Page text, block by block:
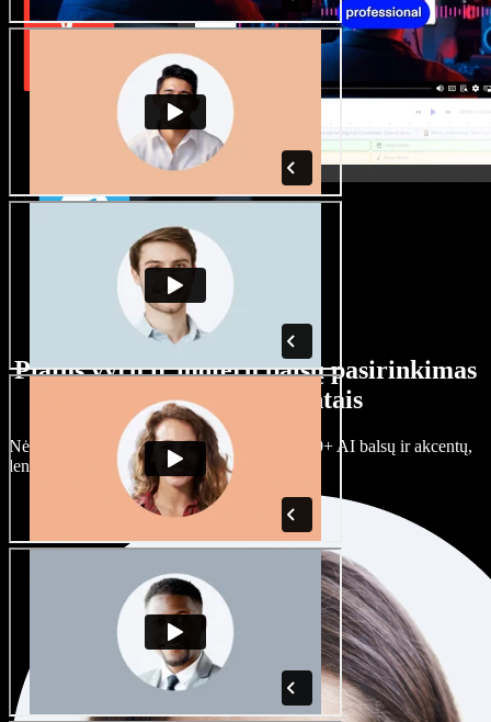
Platus vyrų ir moterų balsų pasirinkimas
su įvairiais akcentais
Nėra dviejų vienodų projektų. Rinkitės iš 100+ AI balsų ir akcentų,
lengvai juos prisitaikykite.